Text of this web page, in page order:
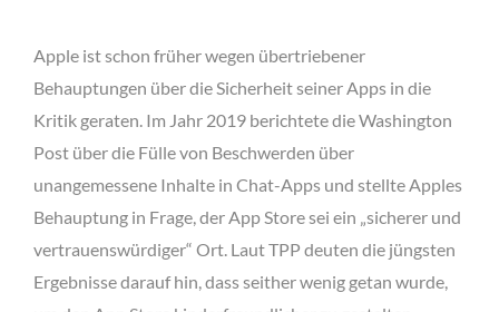
Apple ist schon früher wegen übertriebener
Behauptungen über die Sicherheit seiner Apps in die
Kritik geraten. Im Jahr 2019 berichtete die Washington
Post über die Fülle von Beschwerden über
unangemessene Inhalte in Chat-Apps und stellte Apples
Behauptung in Frage, der App Store sei ein „sicherer und
vertrauenswürdiger“ Ort. Laut TPP deuten die jüngsten
Ergebnisse darauf hin, dass seither wenig getan wurde,